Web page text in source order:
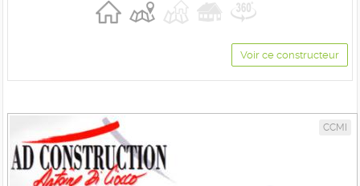
Voir ce constructeur
CCMI